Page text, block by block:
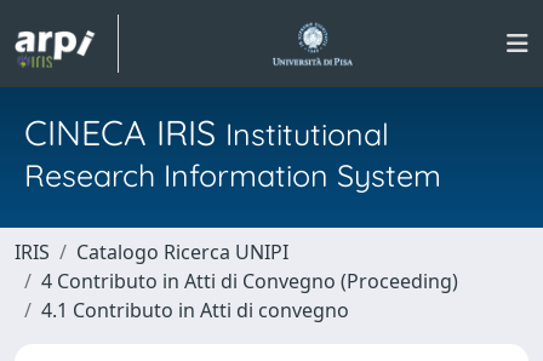
CINECA IRIS Institutional
Research Information System
IRIS
Catalogo Ricerca UNIPI
4 Contributo in Atti di Convegno (Proceeding)
4.1 Contributo in Atti di convegno